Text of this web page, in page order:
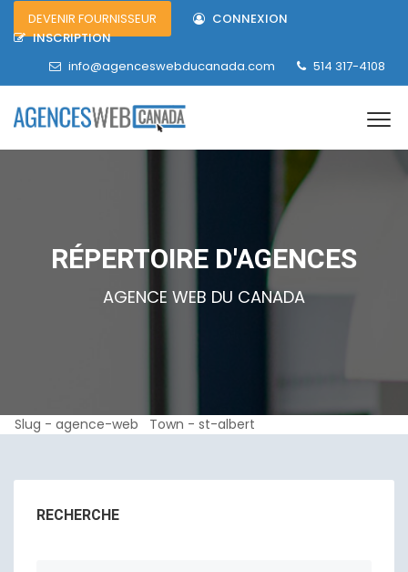
DEVENIR FOURNISSEUR
CONNEXION
INSCRIPTION
info@agenceswebducanada.com
514 317-4108
RÉPERTOIRE D'AGENCES
AGENCE WEB DU CANADA
Slug - agence-web Town - st-albert
RECHERCHE